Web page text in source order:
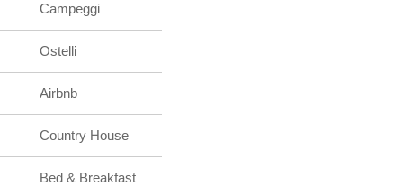
Campeggi
Ostelli
Airbnb
Country House
Bed & Breakfast